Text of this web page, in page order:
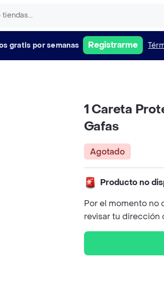
gratis por semanas Registrarme
1 Careta
Gafas
Agotado
Producto no
Por el momento no
revisar tu dirección